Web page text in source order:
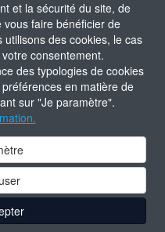
et la sécurité du site, de
faire bénéficier de
des cookies, le cas
consentement.
des typologies de cookies
en matière de
sur "Je paramètre".